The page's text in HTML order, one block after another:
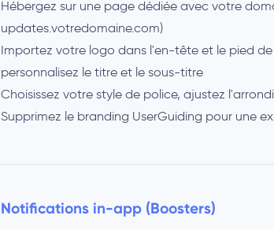
Hébergez sur une page dédiée avec votre
updates.votredomaine.com)
Importez votre logo dans l'en-tête et le pied
personnalisez le titre et le sous-titre
Choisissez votre style de police, ajustez
Supprimez le branding UserGuiding pour une
Notifications in-app (Boosters)